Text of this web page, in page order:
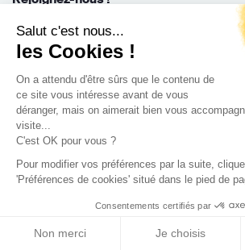
Salut c'est nous...
les Cookies !
On a attendu d'être sûrs que le contenu de
ce site vous intéresse avant de vous
déranger, mais on aimerait bien vous
visite...
C'est OK pour vous ?
Pour modifier vos préférences par la suite,
'Préférences de cookies' situé dans le pied de
Consentements certifiés par
Non merci Je choisis
13 Rue des Cordeliers, 33000
Copyright 2021